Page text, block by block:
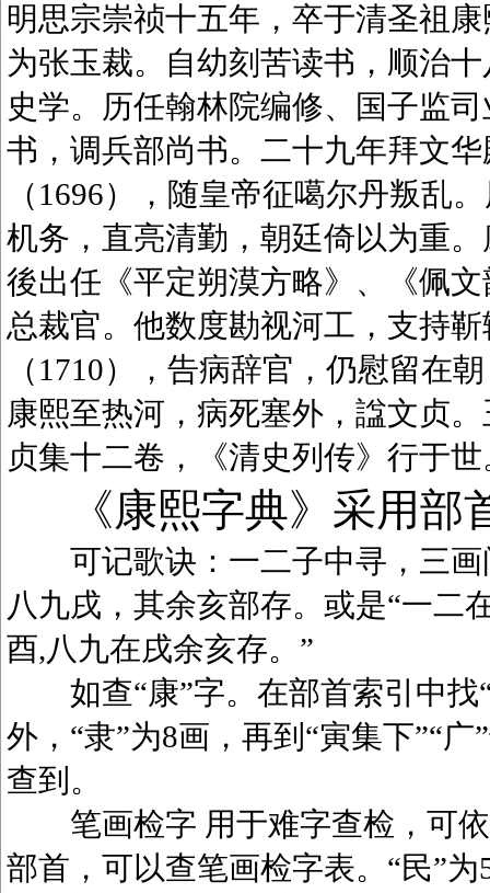
明思宗崇祯十五年，卒于清圣祖
为张玉裁。自幼刻苦读书，顺治
史学。历任翰林院编修、国子监
书，调兵部尚书。二十九年拜文
（1696），随皇帝征噶尔丹叛乱
机务，直亮清勤，朝廷倚以为重
後出任《平定朔漠方略》、《佩
总裁官。他数度勘视河工，支持
（1710），告病辞官，仍慰留在
康熙至热河，病死塞外，諡文贞
贞集十二卷，《清史列传》行于世
《康熙字典》采用
可记歌诀：一二子中寻，三画
八九戌，其余亥部存。或是“一二
酉,八九在戌余亥存。”
如查“康”字。在部首索引中找“
外，“隶”为8画，再到“寅集下”“
查到。
笔画检字 用于难字查检，可依
部首，可以查笔画检字表。“民”